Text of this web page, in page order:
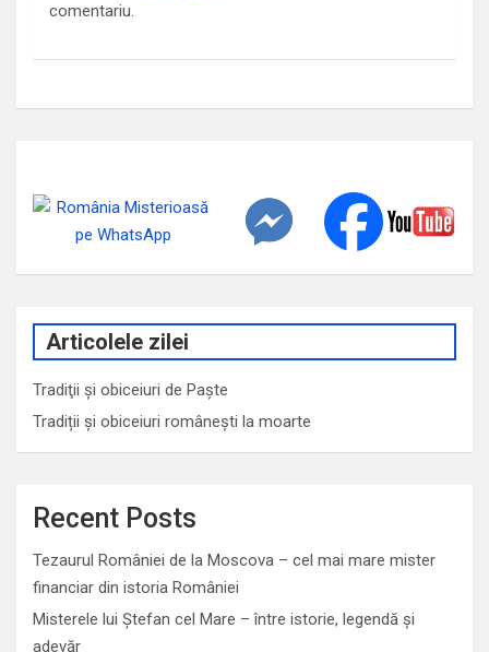
comentariu.
Articolele zilei
Tradiţii şi obiceiuri de Paşte
Tradiții și obiceiuri românești la moarte
Recent Posts
Tezaurul României de la Moscova – cel mai mare mister
financiar din istoria României
Misterele lui Ștefan cel Mare – între istorie, legendă și
adevăr